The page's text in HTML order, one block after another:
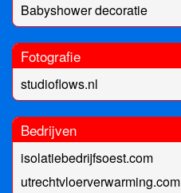
Babyshower decoratie
Fotografie
studioflows.nl
Bedrijven
isolatiebedrijfsoest.com
utrechtvloerverwarming.com